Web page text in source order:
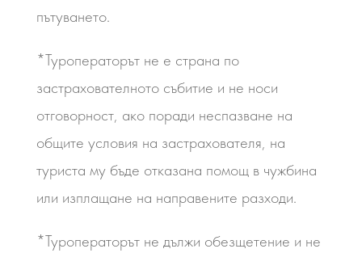
пътуването.
*Туроператорът не е страна по
застрахователното събитие и не носи
отговорност, ако поради неспазване на
общите условия на застрахователя, на
туриста му бъде отказана помощ в чужбина
или изплащане на направените разходи.
*Туроператорът не дължи обезщетение и не